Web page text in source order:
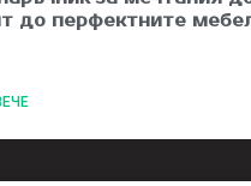
до перфектните